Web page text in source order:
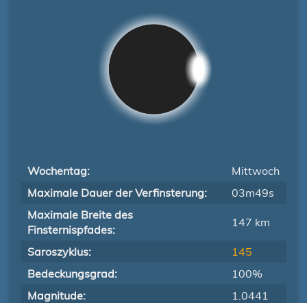
Wochentag:
Mittwoch
Maximale Dauer der Verfinsterung:
03m49s
Maximale Breite des
Finsternispfades:
147 km
Saroszyklus:
145
Bedeckungsgrad:
100%
Magnitude:
1.0441